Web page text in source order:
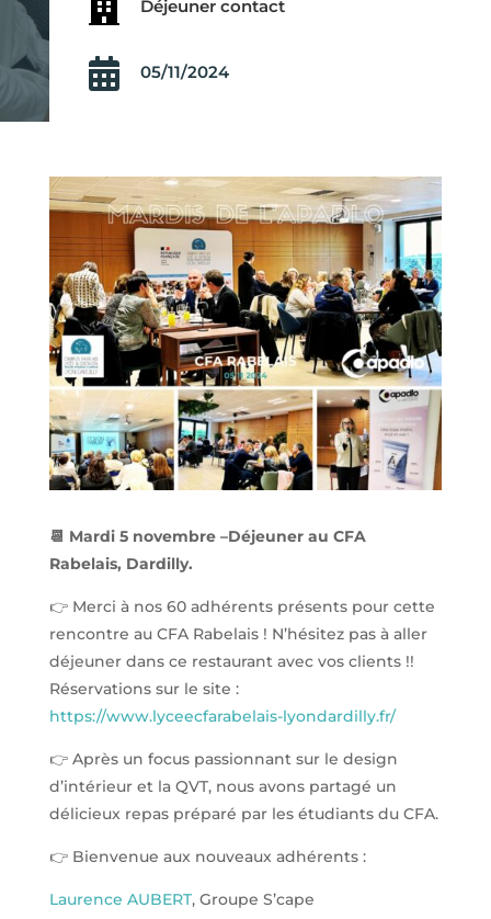
 Déjeuner contact
 05/11/2024
📆 Mardi 5 novembre –Déjeuner au CFA
Rabelais, Dardilly.
👉 Merci à nos 60 adhérents présents pour cette
rencontre au CFA Rabelais ! N’hésitez pas à aller
déjeuner dans ce restaurant avec vos clients !!
Réservations sur le site :
https://www.lyceecfarabelais-lyondardilly.fr/
👉 Après un focus passionnant sur le design
d’intérieur et la QVT, nous avons partagé un
délicieux repas préparé par les étudiants du CFA.
👉 Bienvenue aux nouveaux adhérents :
Laurence AUBERT, Groupe S’cape